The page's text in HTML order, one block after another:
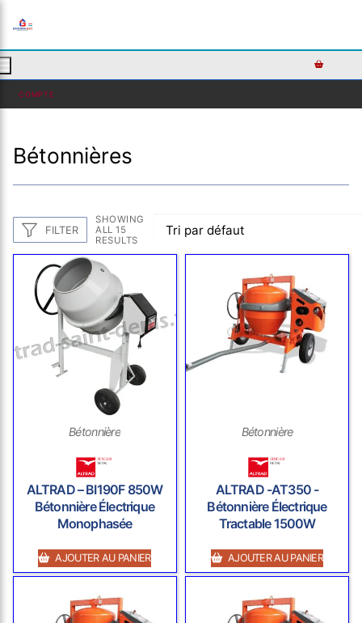
COMPTE
Bétonnières
FILTER
SHOWING
ALL 15
RESULTS
Bétonnière
ALTRAD – BI190F 850W
Bétonnière Électrique
Monophasée
AJOUTER AU PANIER
Bétonnière
ALTRAD -AT350 -
Bétonnière Électrique
Tractable 1500W
AJOUTER AU PANIER